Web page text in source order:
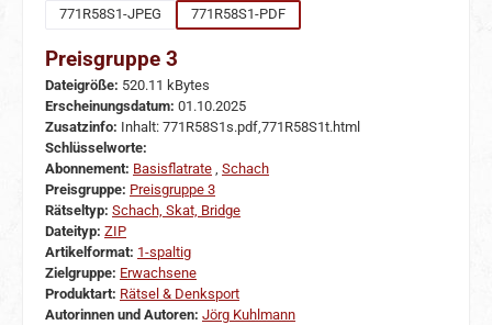
771R58S1-JPEG
771R58S1-PDF
Preisgruppe 3
Dateigröße: 520.11 kBytes
Erscheinungsdatum: 01.10.2025
Zusatzinfo: Inhalt: 771R58S1s.pdf,771R58S1t.html
Schlüsselworte:
Abonnement: Basisflatrate Schach
Preisgruppe: Preisgruppe 3
Rätseltyp: Schach, Skat, Bridge
Dateityp: ZIP
Artikelformat: 1-spaltig
Zielgruppe: Erwachsene
Produktart: Rätsel & Denksport
Autorinnen und Autoren: Jörg Kuhlmann